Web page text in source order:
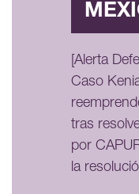
[Alerta
Caso
tras
por
la